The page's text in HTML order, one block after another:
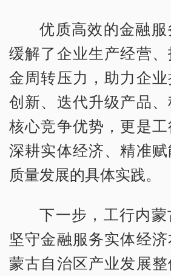
优质高效的金融
缓解了企业生产经营
金周转压力，助力企
创新、迭代升级产品
核心竞争优势，更是
深耕实体经济、精准
质量发展的具体实践。
下一步，工行内
坚守金融服务实体经
蒙古自治区产业发展